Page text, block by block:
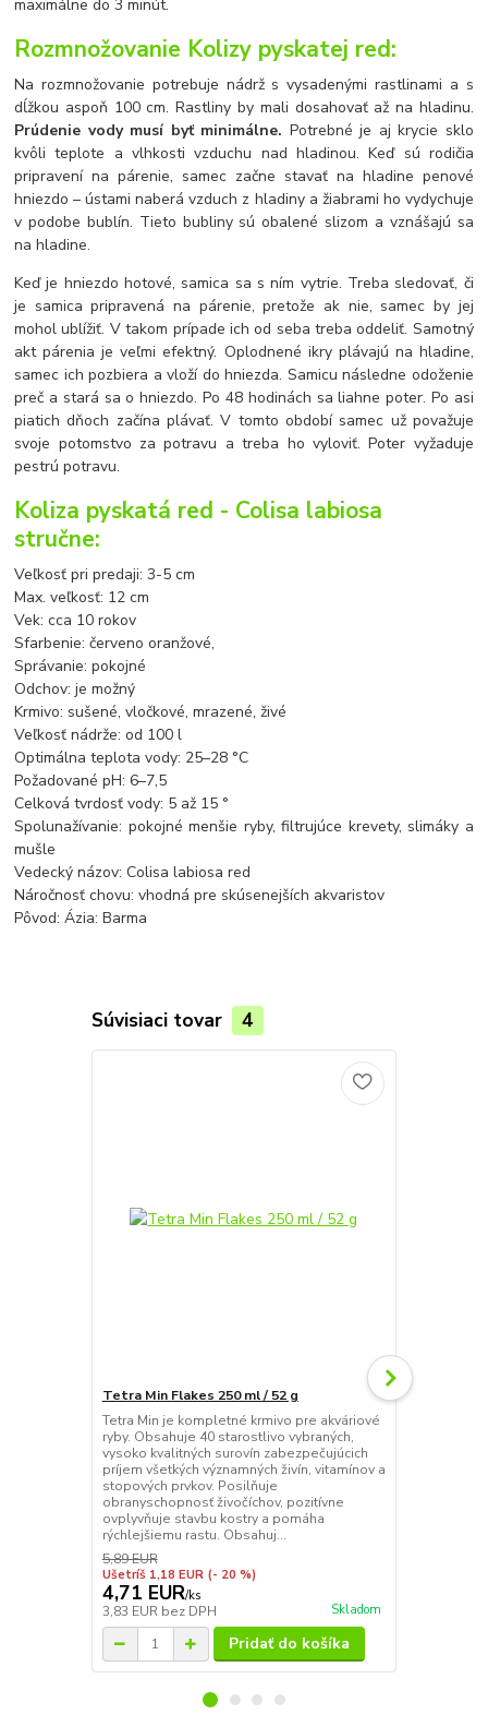
maximálne do 3 minút.
Rozmnožovanie Kolizy pyskatej red:
Na rozmnožovanie potrebuje nádrž s vysadenými rastlinami a s
dĺžkou aspoň 100 cm. Rastliny by mali dosahovať až na hladinu.
Prúdenie vody musí byť minimálne. Potrebné je aj krycie sklo
kvôli teplote a vlhkosti vzduchu nad hladinou. Keď sú rodičia
pripravení na párenie, samec začne stavať na hladine penové
hniezdo – ústami naberá vzduch z hladiny a žiabrami ho vydychuje
v podobe bublín. Tieto bubliny sú obalené slizom a vznášajú sa
na hladine.
Keď je hniezdo hotové, samica sa s ním vytrie. Treba sledovať, či
je samica pripravená na párenie, pretože ak nie, samec by jej
mohol ublížiť. V takom prípade ich od seba treba oddeliť. Samotný
akt párenia je veľmi efektný. Oplodnené ikry plávajú na hladine,
samec ich pozbiera a vloží do hniezda. Samicu následne odoženie
preč a stará sa o hniezdo. Po 48 hodinách sa liahne poter. Po asi
piatich dňoch začína plávať. V tomto období samec už považuje
svoje potomstvo za potravu a treba ho vyloviť. Poter vyžaduje
pestrú potravu.
Koliza pyskatá red - Colisa labiosa
stručne:
Veľkosť pri predaji: 3-5 cm
Max. veľkosť: 12 cm
Vek: cca 10 rokov
Sfarbenie: červeno oranžové,
Správanie: pokojné
Odchov: je možný
Krmivo: sušené, vločkové, mrazené, živé
Veľkosť nádrže: od 100 l
Optimálna teplota vody: 25–28 °C
Požadované pH: 6–7,5
Celková tvrdosť vody: 5 až 15 °
Spolunažívanie: pokojné menšie ryby, filtrujúce krevety, slimáky a
mušle
Vedecký názov: Colisa labiosa red
Náročnosť chovu: vhodná pre skúsenejších akvaristov
Pôvod: Ázia: Barma
Súvisiaci tovar 4
Tetra Min Flakes 250 ml / 52 g
Tetra Min je kompletné krmivo pre akváriové
ryby. Obsahuje 40 starostlivo vybraných,
vysoko kvalitných surovín zabezpečujúcich
príjem všetkých významných živín, vitamínov a
stopových prvkov. Posilňuje
obranyschopnosť živočíchov, pozitívne
ovplyvňuje stavbu kostry a pomáha
rýchlejšiemu rastu. Obsahuj...
5,89 EUR
Ušetríš 1,18 EUR (- 20 %)
4,71 EUR/ks
3,83 EUR bez DPH Skladom
Pridať do košíka
Tropical